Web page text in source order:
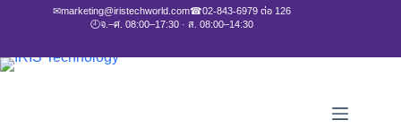
✉marketing@iristechworld.com☎02-843-6979 ต่อ 126
🕘จ.–ศ. 08:00–17:30 · ส. 08:00–14:30